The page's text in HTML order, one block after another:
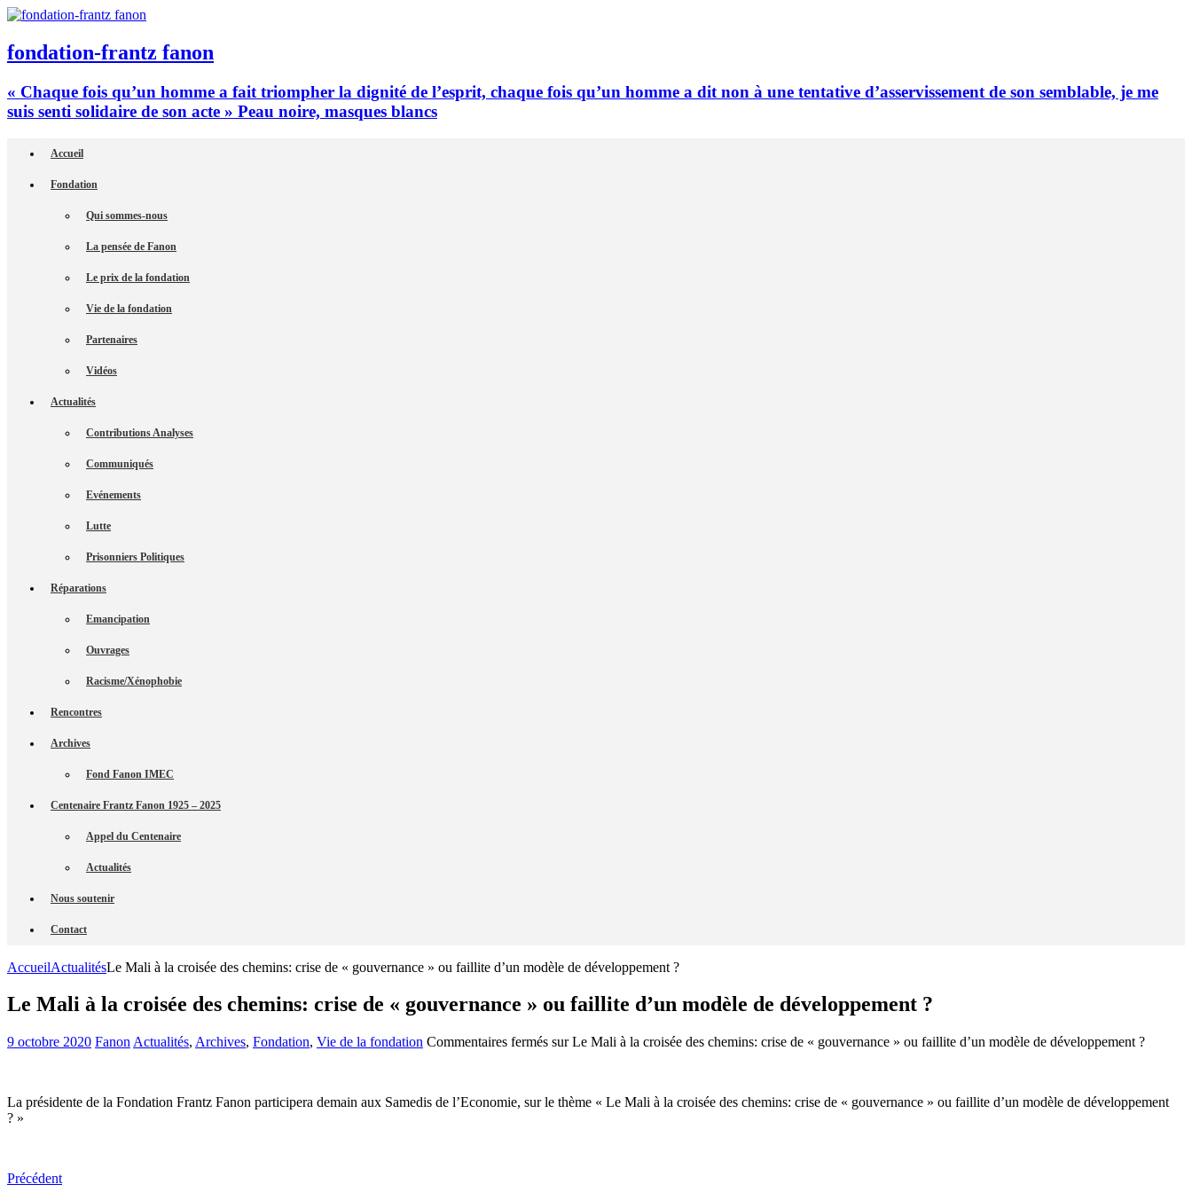
fondation-frantz fanon
« Chaque fois qu’un homme a fait triompher la dignité de l’esprit, chaque fois qu’un homme a dit non à une tentative d’asservissement de son semblable, je me
suis senti solidaire de son acte » Peau noire, masques blancs
Accueil
Fondation
Qui sommes-nous
La pensée de Fanon
Le prix de la fondation
Vie de la fondation
Partenaires
Vidéos
Actualités
Contributions Analyses
Communiqués
Evénements
Lutte
Prisonniers Politiques
Réparations
Emancipation
Ouvrages
Racisme/Xénophobie
Rencontres
Archives
Fond Fanon IMEC
Centenaire Frantz Fanon 1925 – 2025
Appel du Centenaire
Actualités
Nous soutenir
Contact
AccueilActualitésLe Mali à la croisée des chemins: crise de « gouvernance » ou faillite d’un modèle de développement ?
Le Mali à la croisée des chemins: crise de « gouvernance » ou faillite d’un modèle de développement ?
9 octobre 2020 Fanon Actualités, Archives, Fondation, Vie de la fondation Commentaires fermés sur Le Mali à la croisée des chemins: crise de « gouvernance » ou faillite d’un modèle de développement ?
La présidente de la Fondation Frantz Fanon participera demain aux Samedis de l’Economie, sur le thème « Le Mali à la croisée des chemins: crise de « gouvernance » ou faillite d’un modèle de développement
? »
Précédent